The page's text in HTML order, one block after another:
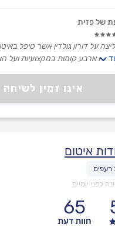
אינו זמין לשיחה
של פזית
על דורון גולדין אשר טיפל
מגורים ארבע קומות במקצועיות ועל
איטום
לפני יומיים
65
חוות דעת